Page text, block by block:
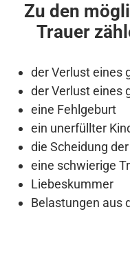
Zu den
Trauer
der Verlust eines
der Verlust eines
eine Fehlgeburt
ein unerfüllter
die Scheidung
eine schwierige
Liebeskummer
Belastungen aus